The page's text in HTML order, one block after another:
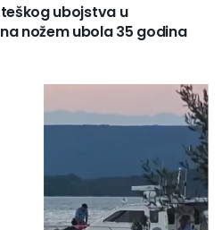
ubojstva u
nožem ubola 35 godina